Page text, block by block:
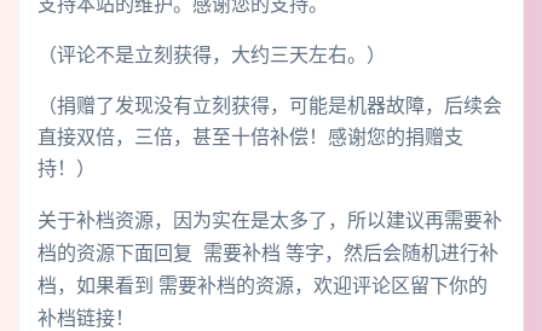
（评论不是立刻获得，大约三天左右。）
（捐赠了发现没有立刻获得，可能是机器故障，后续会
直接双倍，三倍，甚至十倍补偿！感谢您的捐赠支
持！）
关于补档资源，因为实在是太多了，所以建议再需要补
档的资源下面回复 需要补档 等字，然后会随机进行补
档，如果看到 需要补档的资源，欢迎评论区留下你的
补档链接！